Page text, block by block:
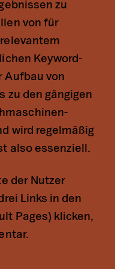
zu
von für
Keyword-
Aufbau von
zu den gängigen
wird regelmäßig
also essenziell.
der Nutzer
Links in den
Pages) klicken,